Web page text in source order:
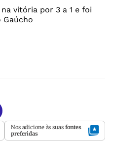
vitória por 3 a 1 e foi
Gaúcho
Nos adicione às suas fontes
preferidas